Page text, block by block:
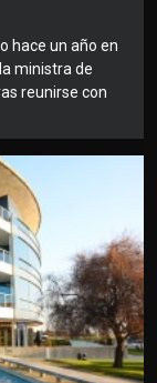
hace un año en
ministra de
reunirse con